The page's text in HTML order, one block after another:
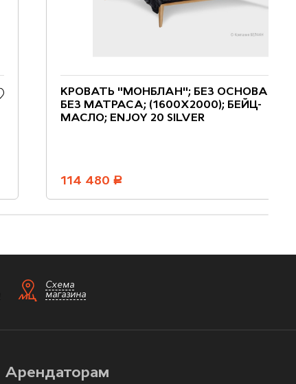
КРОВАТЬ "МОНБЛАН"; БЕЗ ОСНОВАНИЯ,
БЕЗ МАТРАСА; (1600X2000); БЕЙЦ-
МАСЛО; ENJOY 20 SILVER
114 480 руб.
Схема
магазина
Арендаторам